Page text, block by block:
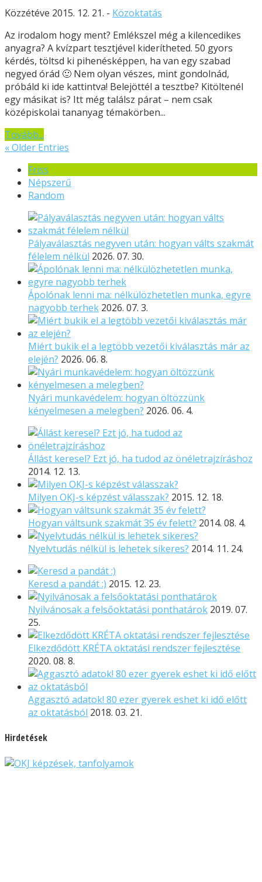
Közzétéve 2015. 12. 21. - Közoktatás
Az irodalom hogy ment? Emlékszel még a kilencedikes
anyagra? A kvízpart tesztjével kiderítheted. 50 gyors
kérdés, töltsd ki pihenésképpen, ha van egy szabad
negyed órád 🙂 Nem olyan vészes, mint gondolnád,
próbáld ki ide kattintva! Belejöttél a tesztbe? Kitöltenél
egy másikat is? Itt még találsz párat – nem csak
középiskolai tananyag témakörben...
Tovább...
« Older Entries
Friss
Népszerű
Random
Pályaválasztás negyven után: hogyan válts szakmát
félelem nélkül 2026. 07. 30.
Ápolónak lenni ma: nélkülözhetetlen munka, egyre
nagyobb terhek 2026. 07. 3.
Miért bukik el a legtöbb vezetői kiválasztás már az
elején? 2026. 06. 8.
Nyári munkavédelem: hogyan öltözzünk
kényelmesen a melegben? 2026. 06. 4.
Állást keresel? Ezt jó, ha tudod az önéletrajzíráshoz
2014. 12. 13.
Milyen OKJ-s képzést válasszak? 2015. 12. 18.
Hogyan váltsunk szakmát 35 év felett? 2014. 08. 4.
Nyelvtudás nélkül is lehetek sikeres? 2014. 11. 24.
Keresd a pandát :) 2015. 12. 23.
Nyilvánosak a felsőoktatási ponthatárok 2019. 07.
25.
Elkezdődött KRÉTA oktatási rendszer fejlesztése
2020. 08. 8.
Aggasztó adatok! 80 ezer gyerek eshet ki idő előtt
az oktatásból 2018. 03. 21.
Hirdetések